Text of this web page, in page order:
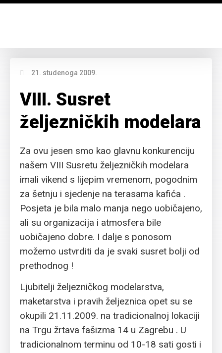
21. studenoga 2009.
VIII. Susret
željezničkih modelara
Za ovu jesen smo kao glavnu konkurenciju
našem VIII Susretu željezničkih modelara
imali vikend s lijepim vremenom, pogodnim
za šetnju i sjedenje na terasama kafića .
Posjeta je bila malo manja nego uobičajeno,
ali su organizacija i atmosfera bile
uobičajeno dobre. I dalje s ponosom
možemo ustvrditi da je svaki susret bolji od
prethodnog !
Ljubitelji željezničkog modelarstva,
maketarstva i pravih željeznica opet su se
okupili 21.11.2009. na tradicionalnoj lokaciji
na Trgu žrtava fašizma 14 u Zagrebu . U
tradicionalnom terminu od 10-18 sati gosti i